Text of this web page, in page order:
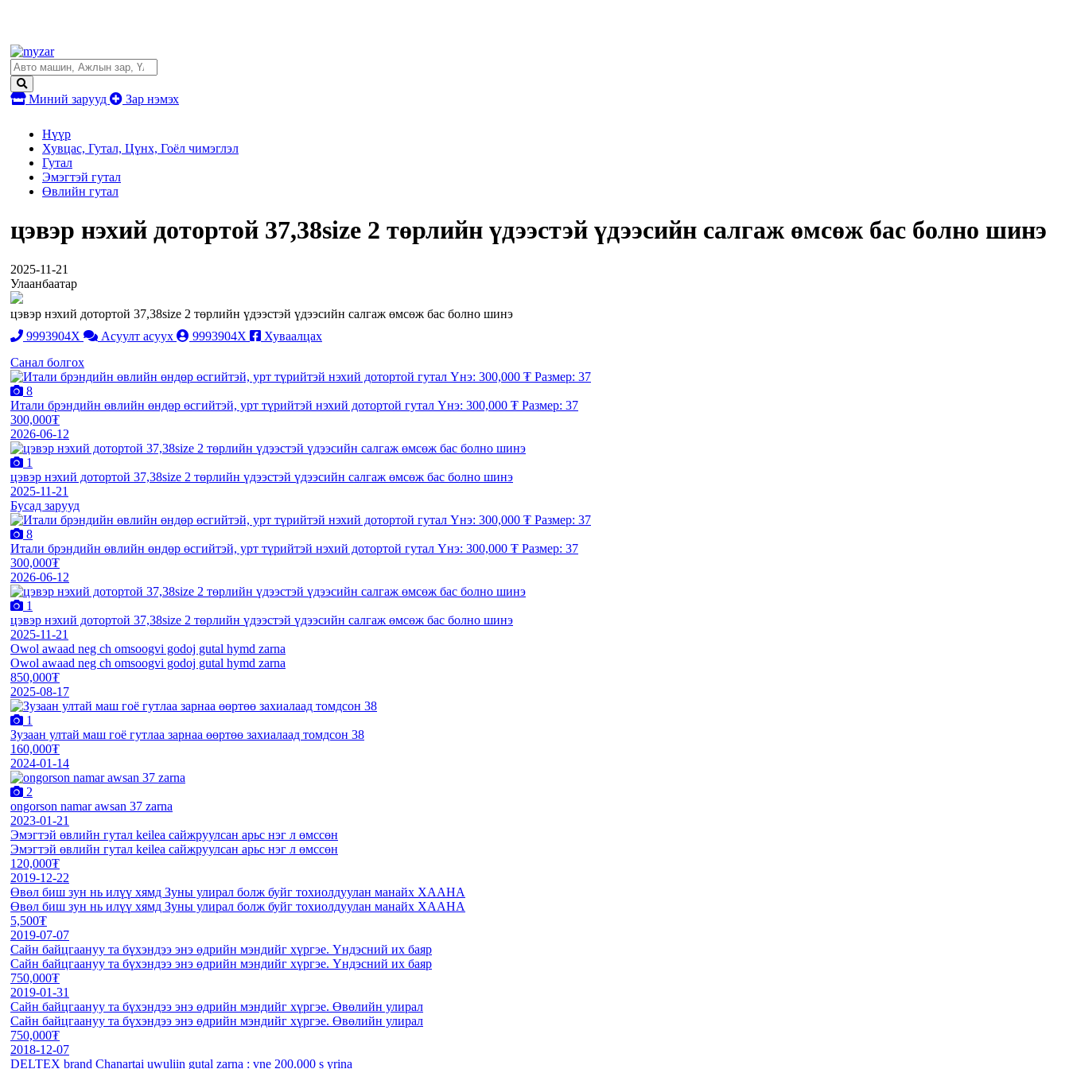
Миний зарууд Зар нэмэх
Нүүр
Хувцас, Гутал, Цүнх, Гоёл чимэглэл
Гутал
Эмэгтэй гутал
Өвлийн гутал
цэвэр нэхий дотортой 37,38size 2 төрлийн үдээстэй үдээсийн салгаж өмсөж бас болно шинэ
2025-11-21
Улаанбаатар
цэвэр нэхий дотортой 37,38size 2 төрлийн үдээстэй үдээсийн салгаж өмсөж бас болно шинэ
9993904X
Асуулт асуух 9993904X
Хуваалцах
Санал болгох
8
Итали брэндийн өвлийн өндөр өсгийтэй, урт түрийтэй нэхий дотортой гутал Үнэ: 300,000 ₮ Размер: 37
300,000₮
2026-06-12
1
цэвэр нэхий дотортой 37,38size 2 төрлийн үдээстэй үдээсийн салгаж өмсөж бас болно шинэ
2025-11-21
Бусад зарууд
8
Итали брэндийн өвлийн өндөр өсгийтэй, урт түрийтэй нэхий дотортой гутал Үнэ: 300,000 ₮ Размер: 37
300,000₮
2026-06-12
1
цэвэр нэхий дотортой 37,38size 2 төрлийн үдээстэй үдээсийн салгаж өмсөж бас болно шинэ
2025-11-21
Owol awaad neg ch omsoogvi godoj gutal hymd zarna
Owol awaad neg ch omsoogvi godoj gutal hymd zarna
850,000₮
2025-08-17
1
Зузаан ултай маш гоё гутлаа зарнаа өөртөө захиалаад томдсон 38
160,000₮
2024-01-14
2
ongorson namar awsan 37 zarna
2023-01-21
Эмэгтэй өвлийн гутал keilea сайжруулсан арьс нэг л өмссөн
Эмэгтэй өвлийн гутал keilea сайжруулсан арьс нэг л өмссөн
120,000₮
2019-12-22
Өвөл биш зун нь илүү хямд Зуны улирал болж буйг тохиолдуулан манайх ХААНА
Өвөл биш зун нь илүү хямд Зуны улирал болж буйг тохиолдуулан манайх ХААНА
5,500₮
2019-07-07
Сайн байцгаануу та бүхэндээ энэ өдрийн мэндийг хүргэе. Үндэсний их баяр
Сайн байцгаануу та бүхэндээ энэ өдрийн мэндийг хүргэе. Үндэсний их баяр
750,000₮
2019-01-31
Сайн байцгаануу та бүхэндээ энэ өдрийн мэндийг хүргэе. Өвөлийн улирал
Сайн байцгаануу та бүхэндээ энэ өдрийн мэндийг хүргэе. Өвөлийн улирал
750,000₮
2018-12-07
DELTEX brand Chanartai uwuliin gutal zarna : vne 200.000 s yrina